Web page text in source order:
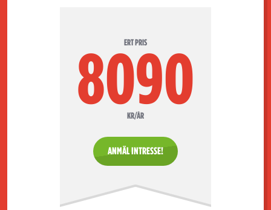
ERT PRIS
8090
KR/ÅR
ANMÄL INTRESSE!